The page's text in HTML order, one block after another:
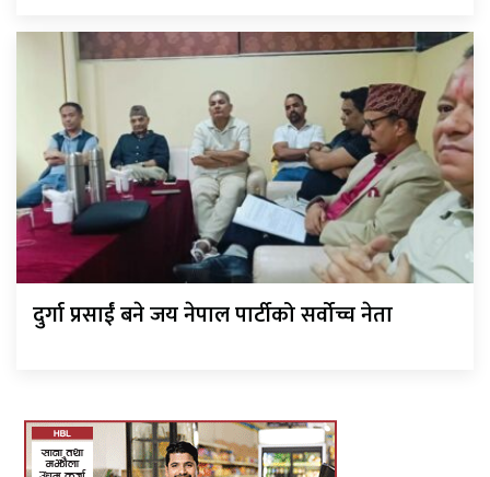
दुर्गा प्रसाईं बने जय नेपाल पार्टीको सर्वोच्च नेता